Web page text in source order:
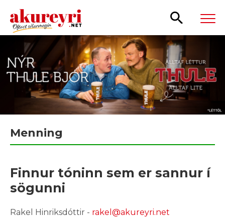
Leita
Menning
Finnur tóninn sem er sannur í
sögunni
Rakel Hinriksdóttir - rakel@akureyri.net